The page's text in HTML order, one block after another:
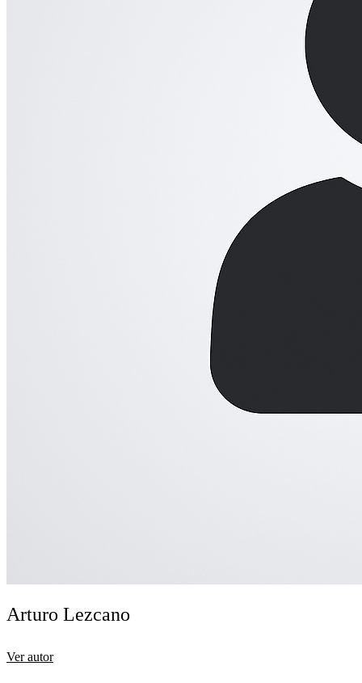
Arturo Lezcano
Ver autor